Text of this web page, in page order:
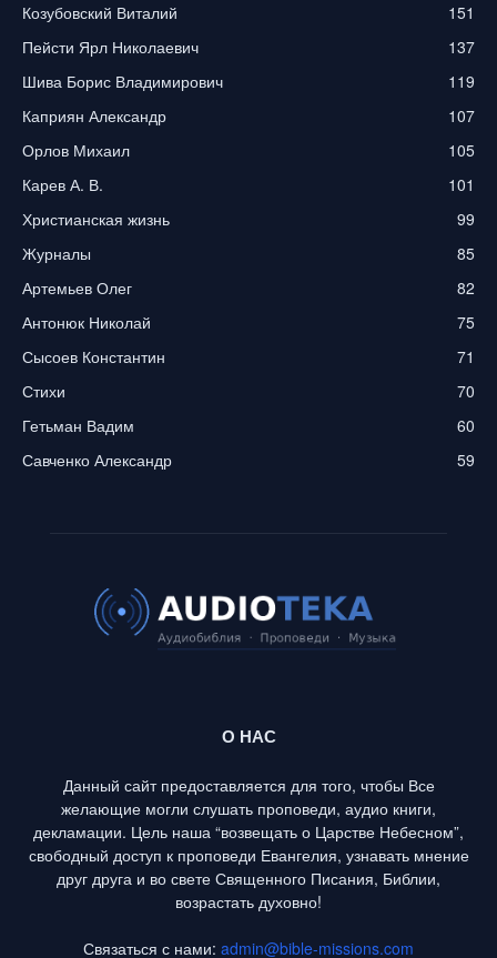
Козубовский Виталий
151
Пейсти Ярл Николаевич
137
Шива Борис Владимирович
119
Каприян Александр
107
Орлов Михаил
105
Карев А. В.
101
Христианская жизнь
99
Журналы
85
Артемьев Олег
82
Антонюк Николай
75
Сысоев Константин
71
Стихи
70
Гетьман Вадим
60
Савченко Александр
59
О НАС
Данный сайт предоставляется для того, чтобы Все
желающие могли слушать проповеди, аудио книги,
декламации. Цель наша “возвещать о Царстве Небесном”,
свободный доступ к проповеди Евангелия, узнавать мнение
друг друга и во свете Священного Писания, Библии,
возрастать духовно!
Связаться с нами: admin@bible-missions.com